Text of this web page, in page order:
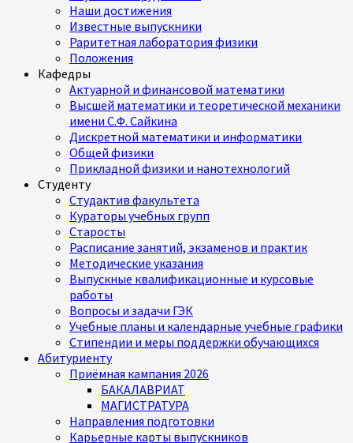
Наши достижения
Известные выпускники
Раритетная лаборатория физики
Положения
Кафедры
Актуарной и финансовой математики
Высшей математики и теоретической механики
имени С.Ф. Сайкина
Дискретной математики и информатики
Общей физики
Прикладной физики и нанотехнологий
Студенту
Студактив факультета
Кураторы учебных групп
Старосты
Расписание занятий, экзаменов и практик
Методические указания
Выпускные квалификационные и курсовые
работы
Вопросы и задачи ГЭК
Учебные планы и календарные учебные графики
Стипендии и меры поддержки обучающихся
Абитуриенту
Приёмная кампания 2026
БАКАЛАВРИАТ
МАГИСТРАТУРА
Направления подготовки
Карьерные карты выпускников